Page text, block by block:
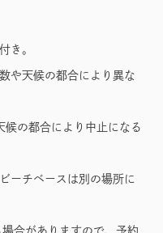
き。
や天候の都合により異な
の都合により中止になる
ーチベースは別の場所に
合がありますので、予約